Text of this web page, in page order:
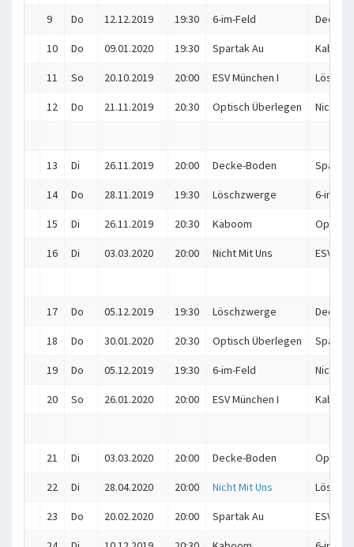
9 Do 12.12.2019 19:30 6-im-Feld Decke-
10 Do 09.01.2020 19:30 Spartak Au Kaboom
11 So 20.10.2019 20:00 ESV München I
12 Do 21.11.2019 20:30 Optisch Überlegen Nicht
13 Di 26.11.2019 20:00 Decke-Boden Spartak
14 Do 28.11.2019 19:30 Löschzwerge 6-im-
15 Di 26.11.2019 20:30 Kaboom
16 Di 03.03.2020 20:00 Nicht Mit Uns ESV
17 Do 05.12.2019 19:30 Löschzwerge Decke-
18 Do 30.01.2020 20:30 Optisch Überlegen Spartak
19 Do 05.12.2019 19:30 6-im-Feld Nicht
20 So 26.01.2020 20:00 ESV München I Kaboom
21 Di 03.03.2020 20:00 Decke-Boden
22 Di 28.04.2020 20:00 Nicht Mit Uns
23 Do 20.02.2020 20:00 Spartak Au ESV